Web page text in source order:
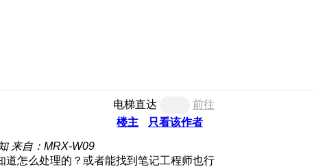
电梯直达
前往
楼主
只看该作者
来自：MRX-W09
道怎么处理的？或者能找到笔记工程师也行